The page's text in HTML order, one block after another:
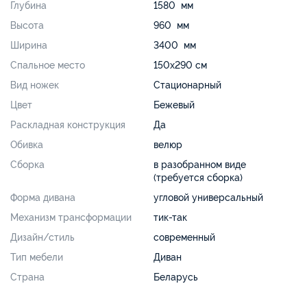
Глубина
1580 мм
Высота
960 мм
Ширина
3400 мм
Спальное место
150х290 см
Вид ножек
Стационарный
Цвет
Бежевый
Раскладная конструкция
Да
Обивка
велюр
Сборка
в разобранном виде
(требуется сборка)
Форма дивана
угловой универсальный
Механизм трансформации
тик-так
Дизайн/стиль
современный
Тип мебели
Диван
Страна
Беларусь